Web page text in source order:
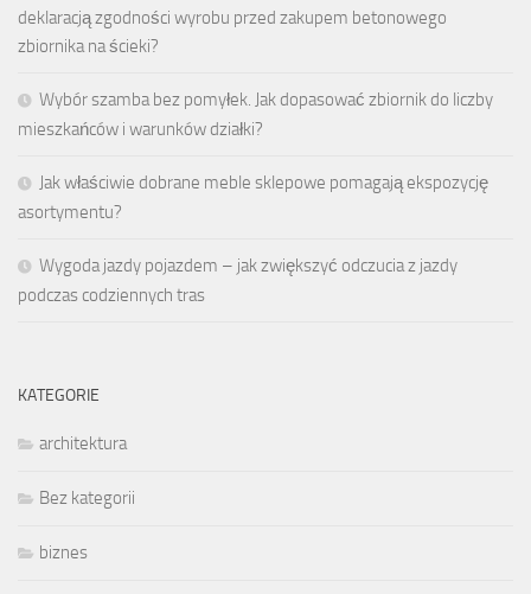
deklaracją zgodności wyrobu przed zakupem betonowego
zbiornika na ścieki?
Wybór szamba bez pomyłek. Jak dopasować zbiornik do liczby
mieszkańców i warunków działki?
Jak właściwie dobrane meble sklepowe pomagają ekspozycję
asortymentu?
Wygoda jazdy pojazdem – jak zwiększyć odczucia z jazdy
podczas codziennych tras
KATEGORIE
architektura
Bez kategorii
biznes